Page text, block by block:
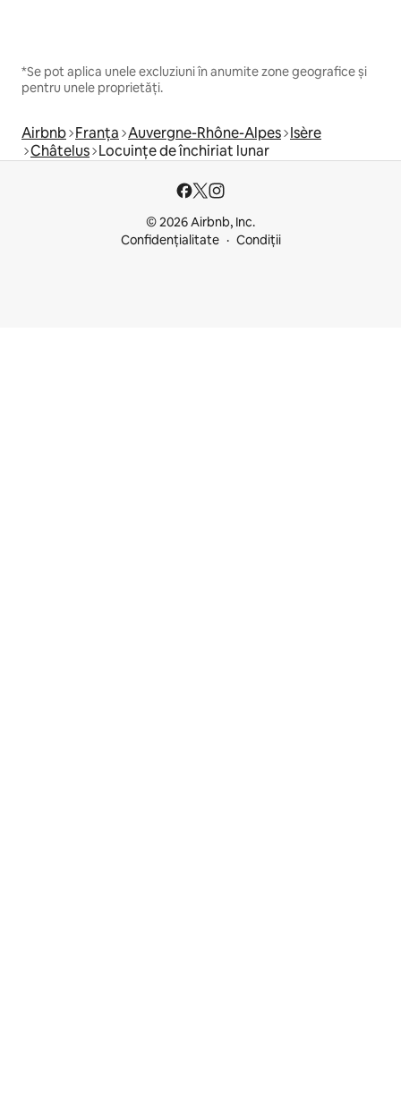
*Se pot aplica unele excluziuni în anumite zone geografice și
pentru unele proprietăți.
Airbnb Franța Auvergne-Rhône-Alpes Isère
Châtelus Locuințe de închiriat lunar
© 2026 Airbnb, Inc.
Confidențialitate
Condiții